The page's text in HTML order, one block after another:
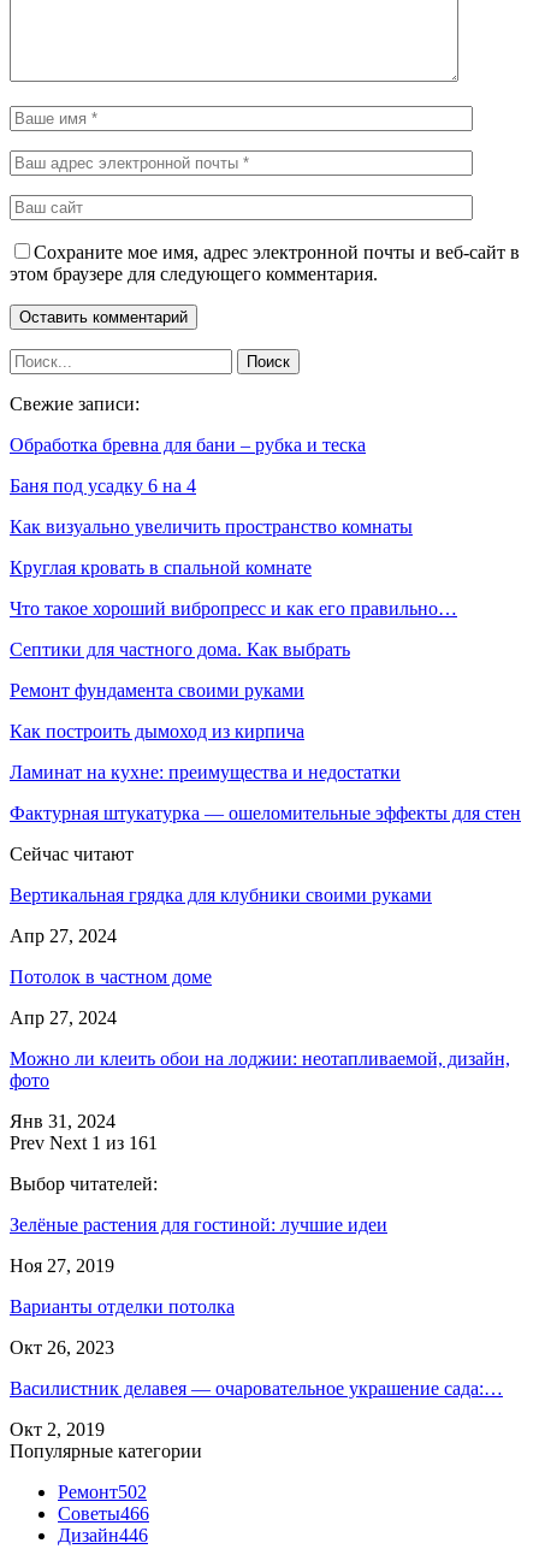
Сохраните мое имя, адрес электронной почты и веб-сайт в
этом браузере для следующего комментария.
Свежие записи:
Обработка бревна для бани – рубка и теска
Баня под усадку 6 на 4
Как визуально увеличить пространство комнаты
Круглая кровать в спальной комнате
Что такое хороший вибропресс и как его правильно…
Септики для частного дома. Как выбрать
Ремонт фундамента своими руками
Как построить дымоход из кирпича
Ламинат на кухне: преимущества и недостатки
Фактурная штукатурка — ошеломительные эффекты для стен
Сейчас читают
Вертикальная грядка для клубники своими руками
Апр 27, 2024
Потолок в частном доме
Апр 27, 2024
Можно ли клеить обои на лоджии: неотапливаемой, дизайн,
фото
Янв 31, 2024
Prev Next 1 из 161
Выбор читателей:
Зелёные растения для гостиной: лучшие идеи
Ноя 27, 2019
Варианты отделки потолка
Окт 26, 2023
Василистник делавея — очаровательное украшение сада:…
Окт 2, 2019
Популярные категории
Ремонт502
Советы466
Дизайн446